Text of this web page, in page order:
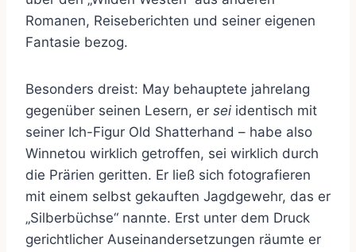
Romanen, Reiseberichten und seiner eigenen
Fantasie bezog.
Besonders dreist: May behauptete jahrelang
gegenüber seinen Lesern, er sei identisch mit
seiner Ich-Figur Old Shatterhand – habe also
Winnetou wirklich getroffen, sei wirklich durch
die Prärien geritten. Er ließ sich fotografieren
mit einem selbst gekauften Jagdgewehr, das er
„Silberbüchse“ nannte. Erst unter dem Druck
gerichtlicher Auseinandersetzungen räumte er